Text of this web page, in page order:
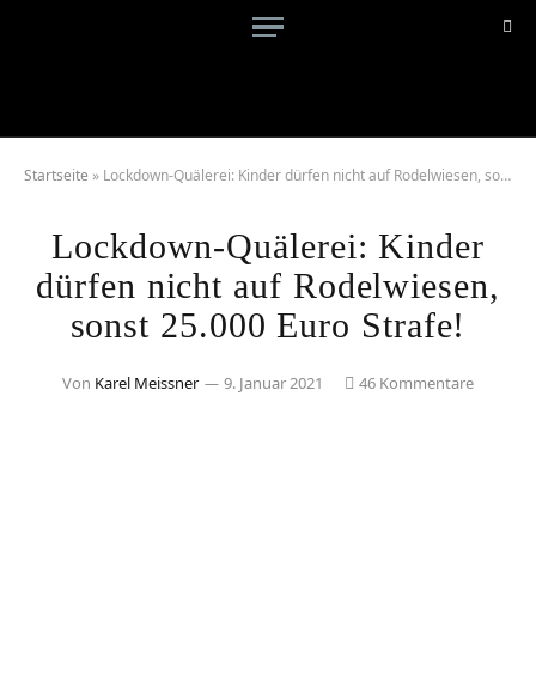
Startseite » Lockdown-Quälerei: Kinder dürfen nicht auf Rodelwiesen, sonst 25.000 Euro Strafe!
Lockdown-Quälerei: Kinder
dürfen nicht auf Rodelwiesen,
sonst 25.000 Euro Strafe!
Von Karel Meissner 9. Januar 2021 46 Kommentare